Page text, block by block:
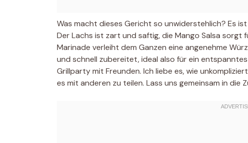
Was macht dieses Gericht so unwiderstehlich? Es
Der Lachs ist zart und saftig, die Mango Salsa sorgt
Marinade verleiht dem Ganzen eine angenehme
und schnell zubereitet, ideal also für ein
Grillparty mit Freunden. Ich liebe es, wie
es mit anderen zu teilen. Lass uns gemeinsam in